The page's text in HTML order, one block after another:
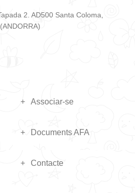
Associar-se
Documents AFA
Contacte
2. AD500 Santa Coloma,